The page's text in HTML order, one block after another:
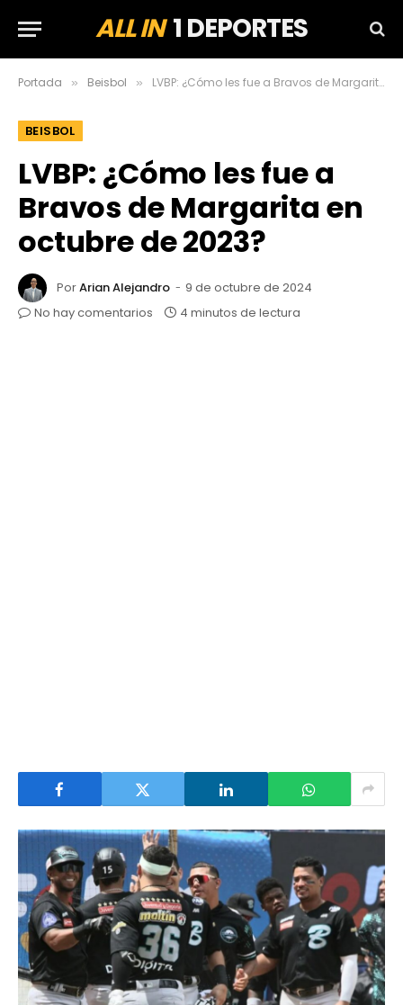
ALL IN1 DEPORTES
Portada » Beisbol » LVBP: ¿Cómo les fue a Bravos de Margarita en octubre de 2023?
BEISBOL
LVBP: ¿Cómo les fue a
Bravos de Margarita en
octubre de 2023?
PorArian Alejandro
9 de octubre de 2024
No hay comentarios
4 minutos de lectura